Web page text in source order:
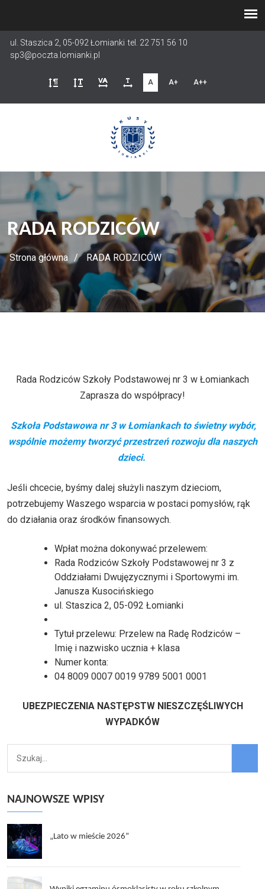
treści
ul. Staszica 2, 05-092 Łomianki tel. 22 751 56 10
sp3@poczta.lomianki.pl
A A+ A++
RADA RODZICÓW
Strona główna RADA RODZICÓW
Rada Rodziców Szkoły Podstawowej nr 3 w Łomiankach
Zaprasza do współpracy!
Szkoła Podstawowa nr 3 w Łomiankach to świetny wybór,
wspólnie możemy tworzyć przestrzeń rozwoju dla naszych
dzieci.
Jeśli chcecie, byśmy dalej służyli naszym dzieciom,
potrzebujemy Waszego wsparcia w postaci pomysłów, rąk
do działania oraz środków finansowych.
Wpłat można dokonywać przelewem:
Rada Rodziców Szkoły Podstawowej nr 3 z
Oddziałami Dwujęzycznymi i Sportowymi im.
Janusza Kusocińskiego
ul. Staszica 2, 05-092 Łomianki
Tytuł przelewu: Przelew na Radę Rodziców –
Imię i nazwisko ucznia + klasa
Numer konta:
04 8009 0007 0019 9789 5001 0001
UBEZPIECZENIA NASTĘPSTW NIESZCZĘŚLIWYCH
WYPADKÓW
NAJNOWSZE WPISY
„Lato w mieście 2026”